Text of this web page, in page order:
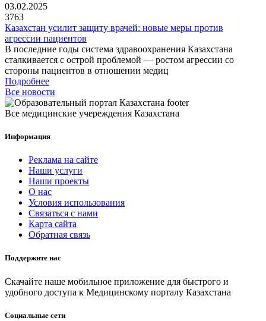
03.02.2025
3763
Казахстан усилит защиту врачей: новые меры против
агрессии пациентов
В последние годы система здравоохранения Казахстана
сталкивается с острой проблемой — ростом агрессии со
стороны пациентов в отношении медиц
Подробнее
Все новости
Все медицинские учереждения Казахстана
Информация
Реклама на сайте
Наши услуги
Наши проекты
О нас
Условия использования
Связаться с нами
Карта сайта
Обратная связь
Поддержите нас
Скачайте наше мобильное приложение для быстрого и
удобного доступа к Медицинскому порталу Казахстана
Социальные сети